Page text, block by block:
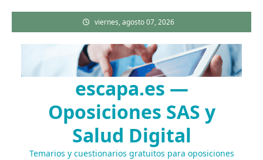
al
contenido
viernes, agosto 07, 2026
escapa.es —
Oposiciones SAS y
Salud Digital
Temarios y cuestionarios gratuitos para oposiciones